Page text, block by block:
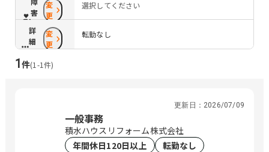
害
配
慮
変
更
選択してください
詳
細
条
件
変
更
転勤なし
1件(1 -1件)
更新日： 2026/07/09
一般事務
積水ハウスリフォーム株式会社
年間休日120日以上
転勤なし